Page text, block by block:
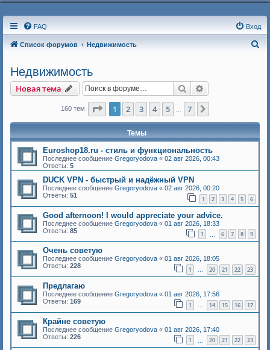
FAQ Вход
Список форумов Недвижимость
Недвижимость
Новая тема Поиск
160 тем Страница из
1 2 3 4 5 7
Темы
Euroshop18.ru - стиль и функциональность
Последнее сообщение Gregoryodova « 02 авг 2026, 00:43
Ответы: 5
DUCK VPN - быстрый и надёжный VPN
Последнее сообщение Gregoryodova « 02 авг 2026, 00:20
Ответы: 51 1 2 3 4 5 6
Good afternoon! I would appreciate your advice.
Последнее сообщение Gregoryodova « 01 авг 2026, 18:33
Ответы: 85 1 6 7 8 9
Очень советую
Последнее сообщение Gregoryodova « 01 авг 2026, 18:05
Ответы: 228 1 … 20 21 22 23
Предлагаю
Последнее сообщение Gregoryodova « 01 авг 2026, 17:56
Ответы: 169 1 … 14 15 16 17
Крайне советую
Последнее сообщение Gregoryodova « 01 авг 2026, 17:40
Ответы: 226 1 20 21 22 23